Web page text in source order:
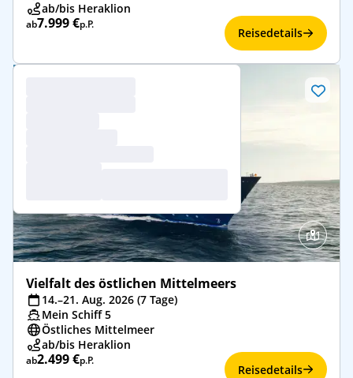
ab/bis Heraklion
ab7.999 €p.P.
Reisedetails
Vielfalt des östlichen Mittelmeers
14.–21. Aug. 2026 (7 Tage)
Mein Schiff 5
Östliches Mittelmeer
ab/bis Heraklion
ab2.499 €p.P.
Reisedetails